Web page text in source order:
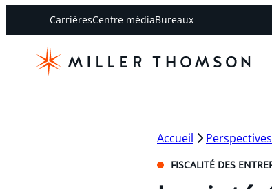
CarrièresCentre médiaBureaux
Accueil
FISCALITÉ DES